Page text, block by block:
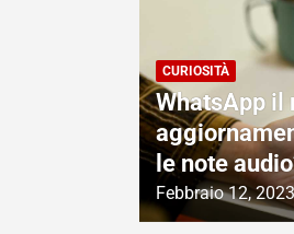
CURIOSITÀ
WhatsApp il
le note
Febbraio 12, 2023